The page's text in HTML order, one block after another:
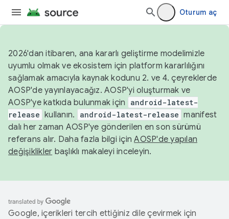
Oturum aç
2026'dan itibaren, ana kararlı geliştirme modelimizle
uyumlu olmak ve ekosistem için platform kararlılığını
sağlamak amacıyla kaynak kodunu 2. ve 4. çeyreklerde
AOSP'de yayınlayacağız. AOSP'yi oluşturmak ve
AOSP'ye katkıda bulunmak için
android-latest-
release kullanın. android-latest-release manifest
dalı her zaman AOSP'ye gönderilen en son sürümü
referans alır. Daha fazla bilgi içinAOSP'de yapılan
değişiklikler başlıklı makaleyi inceleyin.
Google, içerikleri tercih ettiğiniz dile çevirmek için